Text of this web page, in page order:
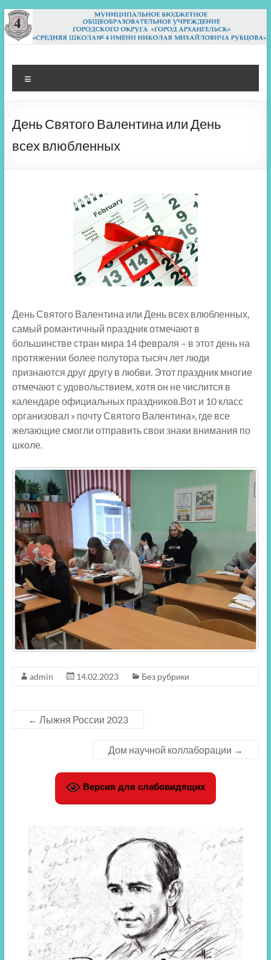
Перейти
к
содержимому
МБОУ СШ 4
Архангельск
День Святого Валентина или День
всех влюбленных
День Святого Валентина или День всех влюбленных,
самый романтичный праздник отмечают в
большинстве стран мира 14 февраля – в этот день на
протяжении более полутора тысяч лет люди
признаются друг другу в любви. Этот праздник многие
отмечают с удовольствием, хотя он не числится в
календаре официальных праздников.Вот и 10 класс
организовал » почту Святого Валентина», где все
желающие смогли отправить свои знаки внимания по
школе.
admin 14.02.2023 Без рубрики
← Лыжня России 2023
Дом научной коллаборации →
Версия для слабовидящих